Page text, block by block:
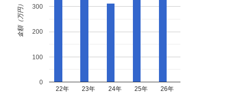
22年 23年 24年 25年 26年
0
100
200
300
金額（万円）